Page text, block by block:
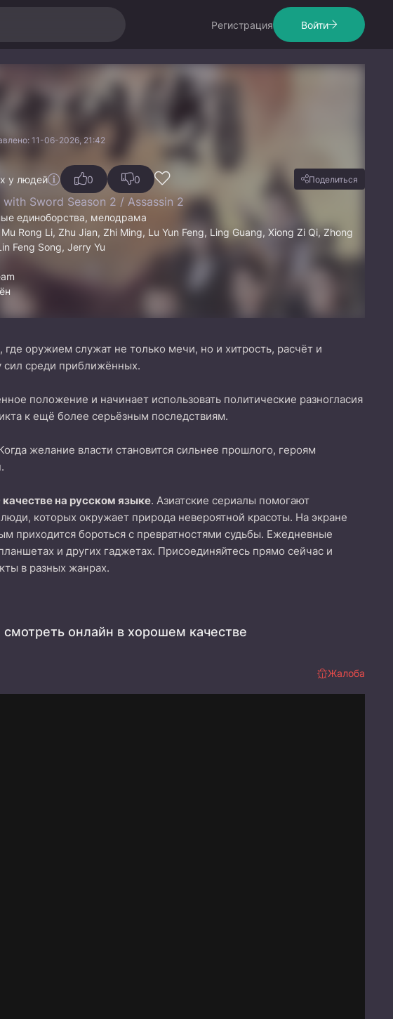
Регистрация Войти
11-06-2026, 21:42
у людей 0 0 Поделиться
Sword Season 2 / Assassin 2
единоборства, мелодрама
Rong Li, Zhu Jian, Zhi Ming, Lu Yun Feng, Ling Guang, Xiong Zi Qi, Zhong
Feng Song, Jerry Yu
оружием служат не только мечи, но и хитрость, расчёт и
среди приближённых.
положение и начинает использовать политические разногласия
к ещё более серьёзным последствиям.
желание власти становится сильнее прошлого, героям
на русском языке. Азиатские сериалы помогают
которых окружает природа невероятной красоты. На экране
приходится бороться с превратностями судьбы. Ежедневные
и других гаджетах. Присоединяйтесь прямо сейчас и
в разных жанрах.
онлайн в хорошем качестве
Жалоба